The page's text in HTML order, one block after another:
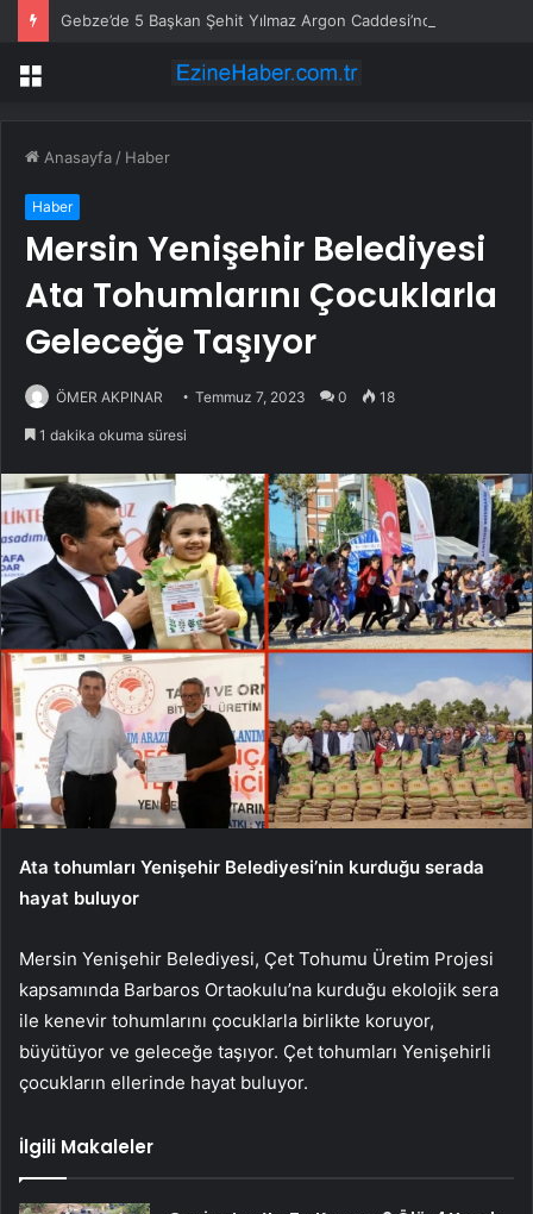
Gebze’de 5 Başkan Şehit Yılmaz Argon Caddesi’nde
Menü
Anasayfa / Haber
Haber
Mersin Yenişehir Belediyesi
Ata Tohumlarını Çocuklarla
Geleceğe Taşıyor
ÖMER AKPINAR Temmuz 7, 2023 0 18
1 dakika okuma süresi
Ata tohumları Yenişehir Belediyesi’nin kurduğu serada
hayat buluyor
Mersin Yenişehir Belediyesi, Çet Tohumu Üretim Projesi
kapsamında Barbaros Ortaokulu’na kurduğu ekolojik sera
ile kenevir tohumlarını çocuklarla birlikte koruyor,
büyütüyor ve geleceğe taşıyor. Çet tohumları Yenişehirli
çocukların ellerinde hayat buluyor.
İlgili Makaleler